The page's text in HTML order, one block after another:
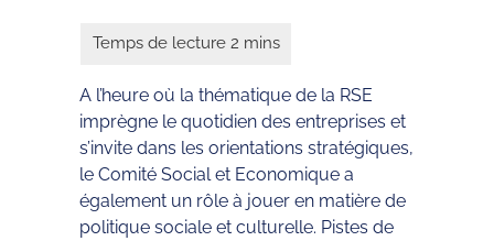
A l’heure où la thématique de la RSE
imprègne le quotidien des entreprises et
s’invite dans les orientations stratégiques,
le Comité Social et Economique a
également un rôle à jouer en matière de
politique sociale et culturelle. Pistes de